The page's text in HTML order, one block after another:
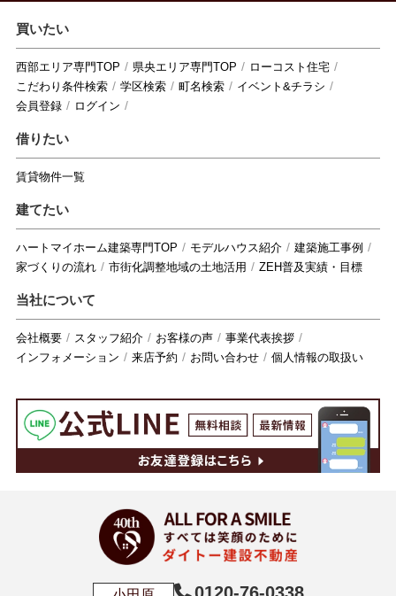
買いたい
西部エリア専門TOP 県央エリア専門TOP
ローコスト住宅
こだわり条件検索
学区検索 町名検索
イベント&チラシ
会員登録
ログイン
借りたい
賃貸物件一覧
建てたい
ハートマイホーム建築専門TOP モデルハウス紹介
建築施工事例
家づくりの流れ
市街化調整地域の土地活用 ZEH普及実績・目標
当社について
会社概要 スタッフ紹介 お客様の声
事業代表挨拶
インフォメーション
来店予約 お問い合わせ 個人情報の取扱い